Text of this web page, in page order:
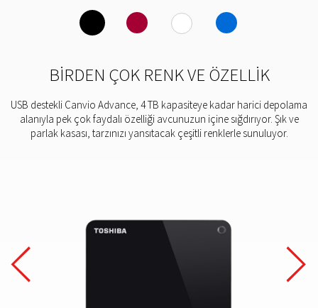
BIRDEN ÇOK RENK VE ÖZELLIK
USB destekli Canvio Advance, 4 TB kapasiteye kadar harici depolama
alanıyla pek çok faydalı özelliği avcunuzun içine sığdırıyor. Şık ve
parlak kasası, tarzınızı yansıtacak çeşitli renklerle sunuluyor.